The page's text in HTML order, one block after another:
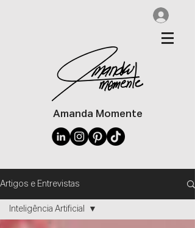
Amanda Momente
Artigos e Entrevistas
Inteligência Artificial